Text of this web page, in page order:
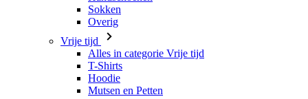
Sokken
Overig
Vrije tijd
Alles in categorie Vrije tijd
T-Shirts
Hoodie
Mutsen en Petten